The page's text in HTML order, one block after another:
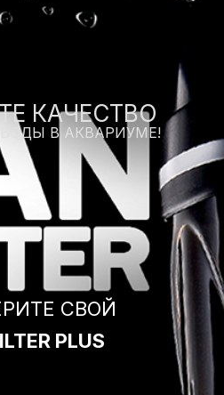
КАЧЕСТВО
В АКВАРИУМЕ!
СВОЙ
PLUS